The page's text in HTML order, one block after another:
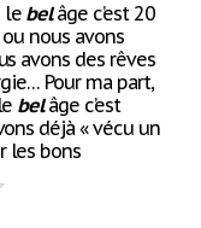
le belâge c’est 20
nous avons
avons des rêves
Pour ma part,
belâge c’est
déjà « vécu un
les bons